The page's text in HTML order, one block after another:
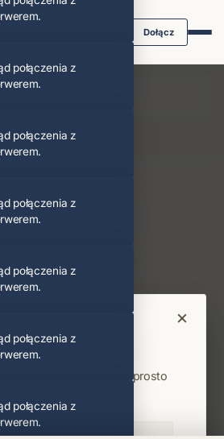
Dołącz
Album
i koncerty
×
na bieżąco
i premierach prosto
połączenia z
połączenia z
połączenia z
połączenia z
połączenia z
połączenia z